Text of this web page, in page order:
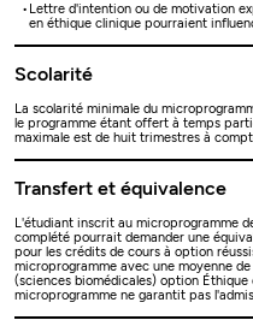
Lettre d'intention ou de motivation
en éthique clinique pourraient
Scolarité
La scolarité minimale du
le programme étant offert à temps
maximale est de huit trimestres à
Transfert et équivalence
L'étudiant inscrit au microprogramme
complété pourrait demander une
pour les crédits de cours à option
microprogramme avec une moyenne de
(sciences biomédicales) option Éthique
microprogramme ne garantit pas